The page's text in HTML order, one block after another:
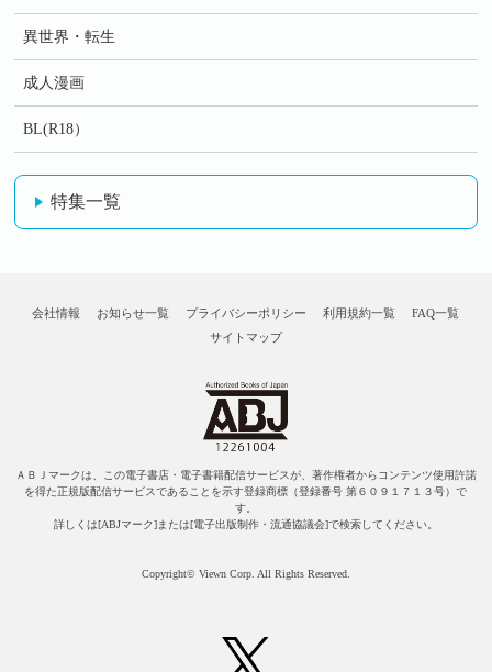
異世界・転生
成人漫画
BL(R18）
特集一覧
会社情報 お知らせ一覧 プライバシーポリシー 利用規約一覧
FAQ一覧
サイトマップ
ＡＢＪマークは、この電子書店・電子書籍配信サービスが、著作権者からコンテンツ使用許諾
を得た正規版配信サービスであることを示す登録商標（登録番号 第６０９１７１３号）で
す。
詳しくは[ABJマーク]または[電子出版制作・流通協議会]で検索してください。
Copyright© Viewn Corp. All Rights Reserved.